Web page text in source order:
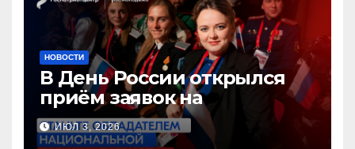
НОВОСТИ
В День России открылся
приём заявок на
Национальную премию
«Патриот»
ИЮЛ 3, 2026